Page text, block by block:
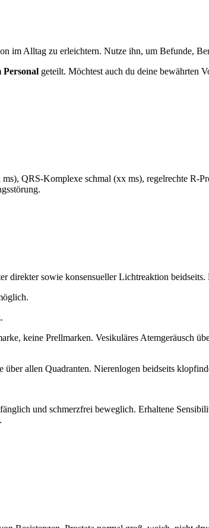
im Alltag zu erleichtern. Nutze ihn, um Befunde,
Personal geteilt. Möchtest auch du deine bewährten
QRS-Komplexe schmal (xx ms), regelrechte R-
sowie konsensueller Lichtreaktion
keine Prellmarken. Vesikuläres Atemgeräusch
allen Quadranten. Nierenlogen beidseits
und schmerzfrei beweglich. Erhaltene